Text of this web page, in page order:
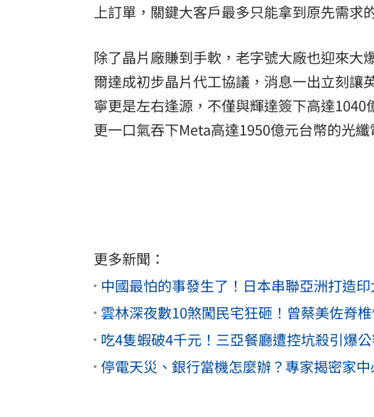
上訂單，關鍵大客戶最多只能拿到原先需求
除了晶片廠賺到手軟，老字號大廠也迎來大
爾達成初步晶片代工協議，消息一出立刻讓
寧更是左右逢源，不僅與輝達簽下高達
更一口氣吞下Meta高達1950億元台幣的光
更多新聞：
中國最怕的事發生了！日本串聯亞洲打造
雲林深夜數10煞闖民宅狂砸！曾蔡美佐脊
吃4隻蝦破4千元！三亞餐廳遭控坑殺引爆
停電天災、銀行當機怎麼辦？專家揭密家